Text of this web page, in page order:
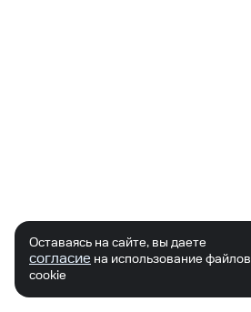
Оставаясь на сайте, вы даете
согласие на использование файлов
cookie